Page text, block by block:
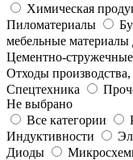
Химическая
Пиломатериалы
мебельные
Цементно-
Отходы производства,
Спецтехника
Не выбрано
Все категории
Индуктивности
Диоды